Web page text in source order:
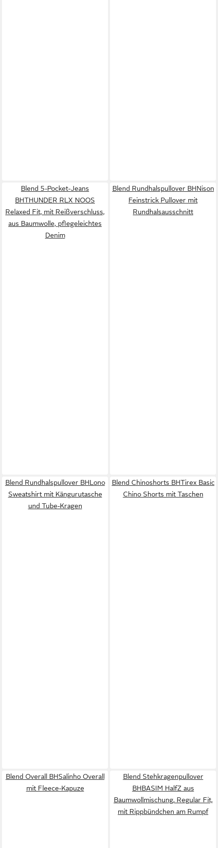
Blend 5-Pocket-Jeans
BHTHUNDER RLX NOOS
Relaxed Fit, mit Reißverschluss,
aus Baumwolle, pflegeleichtes
Denim
Blend Rundhalspullover BHNison
Feinstrick Pullover mit
Rundhalsausschnitt
Blend Rundhalspullover BHLono
Sweatshirt mit Kängurutasche
und Tube-Kragen
Blend Chinoshorts BHTirex Basic
Chino Shorts mit Taschen
Blend Overall BHSalinho Overall
mit Fleece-Kapuze
Blend Stehkragenpullover
BHBASIM HalfZ aus
Baumwollmischung, Regular Fit,
mit Rippbündchen am Rumpf